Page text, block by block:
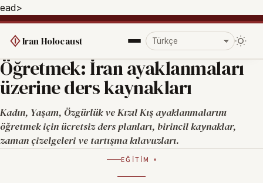
ead>
Iran Holocaust
Öğretmek: İran ayaklanmaları
üzerine ders kaynakları
Kadın, Yaşam, Özgürlük ve Kızıl Kış ayaklanmalarını
öğretmek için ücretsiz ders planları, birincil kaynaklar,
zaman çizelgeleri ve tartışma kılavuzları.
EĞITIM